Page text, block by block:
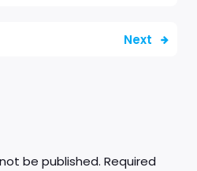
Next
be published. Required